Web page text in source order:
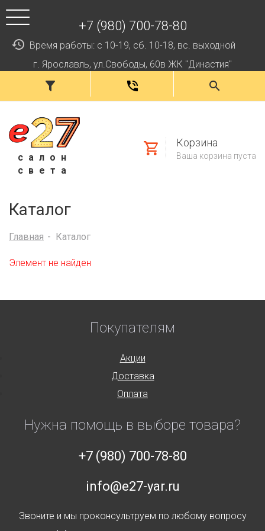
+7 (980) 700-78-80
Время работы: с 10-19, сб. 10-18, вс. выходной
г. Ярославль, ул.Свободы, 60в ЖК "Династия"
салон
света
Корзина
Ваша корзина пуста
Каталог
Главная Каталог
Элемент не найден
Покупателям
Акции
Доставка
Оплата
Нужна помощь в выборе товара?
+7 (980) 700-78-80
info@e27-yar.ru
Звоните и мы проконсультруем по любому вопросу